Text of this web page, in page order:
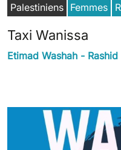
Palestiniens Femmes
Taxi Wanissa
Etimad Washah -